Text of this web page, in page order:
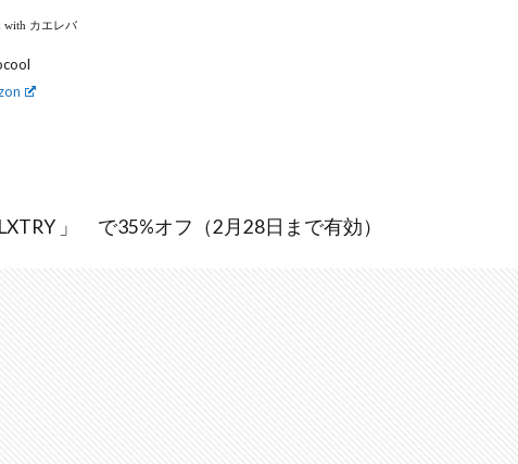
with カエレバ
」 で35%オフ（2月28日まで有効）